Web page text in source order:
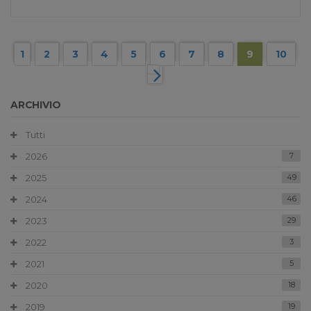
1 2 3 4 5 6 7 8 9 10
ARCHIVIO
Tutti
2026
7
2025 49
2024 46
2023 29
2022 3
2021 5
2020 18
2019 19